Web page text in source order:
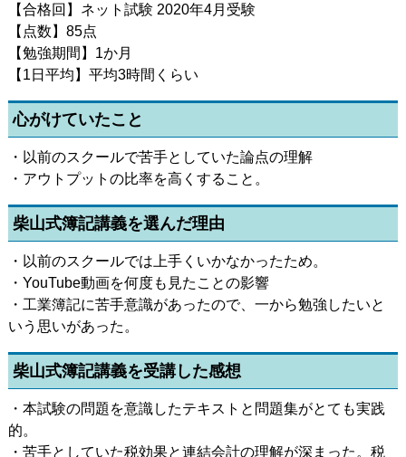
【合格回】ネット試験 2020年4月受験
【点数】85点
【勉強期間】1か月
【1日平均】平均3時間くらい
心がけていたこと
・以前のスクールで苦手としていた論点の理解
・アウトプットの比率を高くすること。
柴山式簿記講義を選んだ理由
・以前のスクールでは上手くいかなかったため。
・YouTube動画を何度も見たことの影響
・工業簿記に苦手意識があったので、一から勉強したいと
いう思いがあった。
柴山式簿記講義を受講した感想
・本試験の問題を意識したテキストと問題集がとても実践
的。
・苦手としていた税効果と連結会計の理解が深まった。税